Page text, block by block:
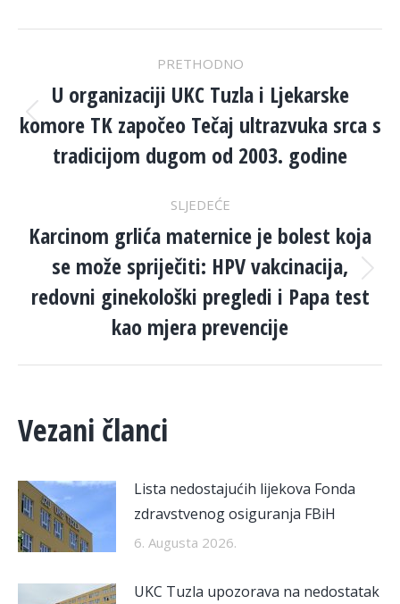
NAVIGATION
PRETHODNO
Previous
post:
U organizaciji UKC Tuzla i Ljekarske
komore TK započeo Tečaj ultrazvuka srca s
tradicijom dugom od 2003. godine
SLJEDEĆE
Next
post:
Karcinom grlića maternice je bolest koja
se može spriječiti: HPV vakcinacija,
redovni ginekološki pregledi i Papa test
kao mjera prevencije
Vezani članci
Lista nedostajućih lijekova Fonda
zdravstvenog osiguranja FBiH
6. Augusta 2026.
UKC Tuzla upozorava na nedostatak